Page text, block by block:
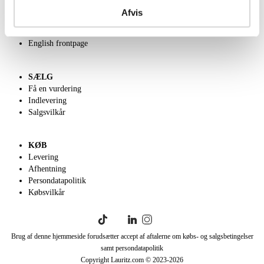
Afvis
English frontpage
SÆLG
Få en vurdering
Indlevering
Salgsvilkår
KØB
Levering
Afhentning
Persondatapolitik
Købsvilkår
Brug af denne hjemmeside forudsætter accept af aftalerne om købs- og salgsbetingelser
samt persondatapolitik
Copyright Lauritz.com © 2023-2026